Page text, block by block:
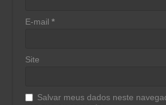
E-mail*
Site
Salvar meus dados neste